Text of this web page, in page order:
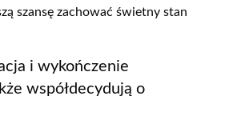
szansę zachować świetny stan
i wykończenie
współdecydują o